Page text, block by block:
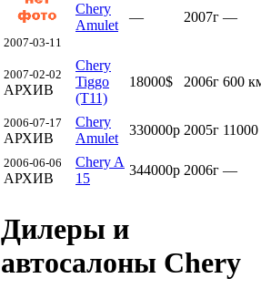
2007-03-11
Chery
Amulet
— 2007г —
2007-02-02
АРХИВ
Chery
Tiggo
(T11)
18000$ 2006г 600
2006-07-17
АРХИВ
Chery
Amulet
330000р 2005г
2006-06-06
АРХИВ
Chery A
15
344000р 2006г —
Дилеры и
автосалоны Chery